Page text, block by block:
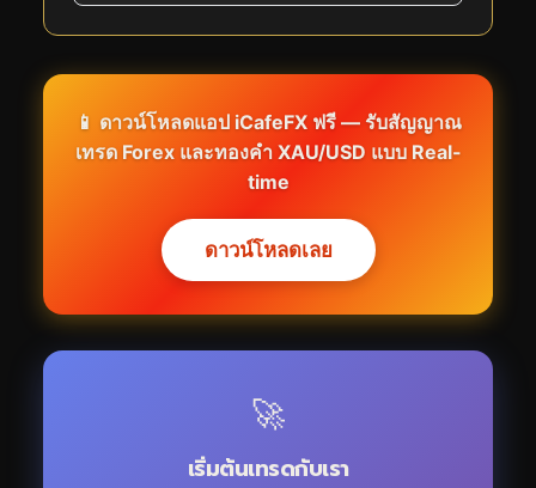
📱 ดาวน์โหลดแอป iCafeFXฟรี — รับสัญญาณ
เทรด Forex และทองคำ XAU/USD แบบ Real-
time
ดาวน์โหลดเลย
🚀
เริ่มต้นเทรดกับเรา